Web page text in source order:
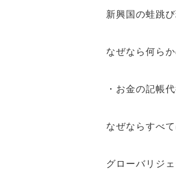
新興国 の蛙跳
なぜなら何ら
・お金の記帳
なぜならすべ
グローバリジ